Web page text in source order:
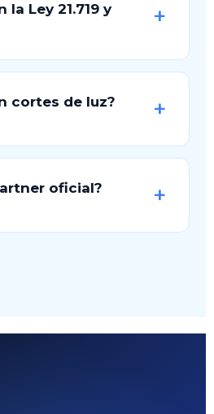
la Ley 21.719 y
cortes de luz?
oficial?